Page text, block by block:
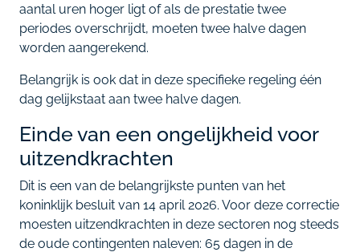
aantal uren hoger ligt of als de prestatie twee
periodes overschrijdt, moeten twee halve dagen
worden aangerekend.
Belangrijk is ook dat in deze specifieke regeling één
dag gelijkstaat aan twee halve dagen.
Einde van een ongelijkheid voor
uitzendkrachten
Dit is een van de belangrijkste punten van het
koninklijk besluit van 14 april 2026. Voor deze correctie
moesten uitzendkrachten in deze sectoren nog steeds
de oude contingenten naleven: 65 dagen in de